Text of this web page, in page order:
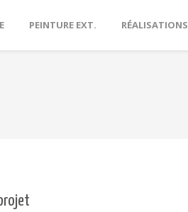
PEINTURE EXT. RÉALISATIONS